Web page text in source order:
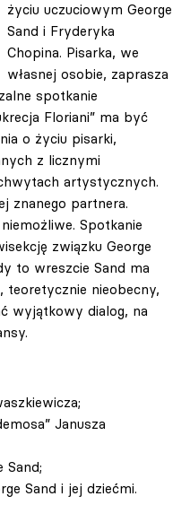
życiu uczuciowym George
Sand i Fryderyka
Chopina. Pisarka, we
własnej osobie, zaprasza
spotkanie
Floriani” ma być
o życiu pisarki,
z licznymi
artystycznych.
znanego partnera.
Spotkanie
związku George
to wreszcie Sand ma
teoretycznie nieobecny,
wyjątkowy dialog, na
Janusza
Sand;
Sand i jej dziećmi.